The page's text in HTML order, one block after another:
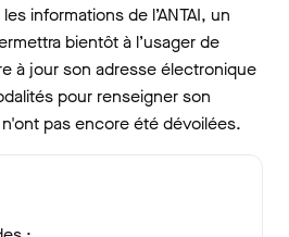
informations de l’ANTAI, un
bientôt à l’usager de
à jour son adresse électronique
pour renseigner son
pas encore été dévoilées.